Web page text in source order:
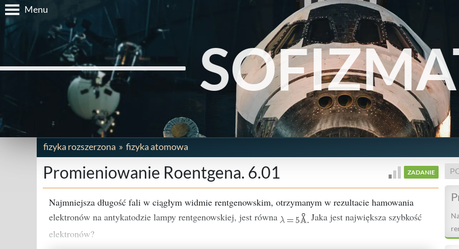
Menu
fizyka rozszerzona fizyka atomowa
Promieniowanie Roentgena. 6.01 ZADANIE
Najmniejsza długość fali w ciągłym widmie rentgenowskim, otrzymanym w rezultacie hamowania
elektronów na antykatodzie lampy rentgenowskiej, jest równa
Jaka jest największa szybkość
elektronów?